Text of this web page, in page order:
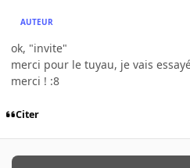
AUTEUR
ok, "invite"
merci pour le tuyau, je vais
merci ! :8
Citer